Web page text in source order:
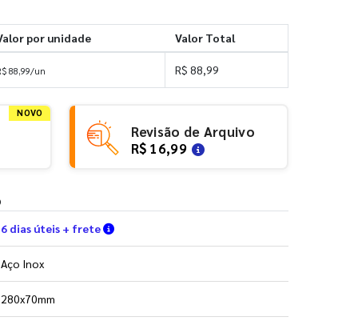
por unidade Valor Total
88,99/un R$ 88,99
NOVO
Revisão de Arquivo
R$ 16,99
6 dias úteis + frete Verifique as condições de entrega
Aço Inox
280x70mm